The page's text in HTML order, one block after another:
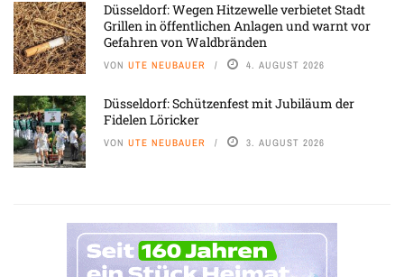
Düsseldorf: Wegen Hitzewelle verbietet Stadt
Grillen in öffentlichen Anlagen und warnt vor
Gefahren von Waldbränden
VON UTE NEUBAUER 4. AUGUST 2026
Düsseldorf: Schützenfest mit Jubiläum der
Fidelen Löricker
VON UTE NEUBAUER 3. AUGUST 2026